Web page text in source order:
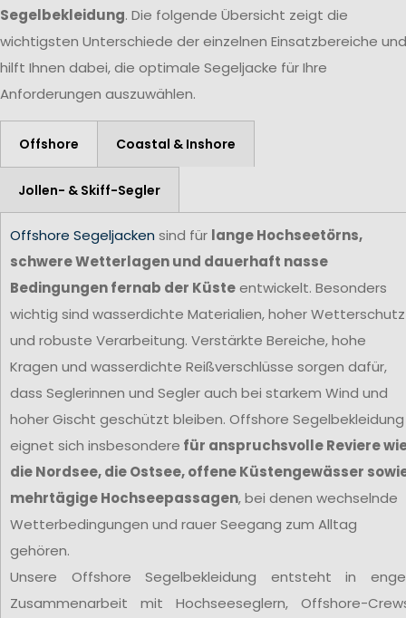
Segelbekleidung. Die folgende Übersicht zeigt die
wichtigsten Unterschiede der einzelnen Einsatzbereiche und
hilft Ihnen dabei, die optimale Segeljacke für Ihre
Anforderungen auszuwählen.
Offshore Coastal & Inshore
Jollen- & Skiff-Segler
Offshore Segeljacken sind für lange Hochseetörns,
schwere Wetterlagen und dauerhaft nasse
Bedingungen fernab der Küsteentwickelt. Besonders
wichtig sind wasserdichte Materialien, hoher Wetterschutz
und robuste Verarbeitung. Verstärkte Bereiche, hohe
Kragen und wasserdichte Reißverschlüsse sorgen dafür,
dass Seglerinnen und Segler auch bei starkem Wind und
hoher Gischt geschützt bleiben. Offshore Segelbekleidung
eignet sich insbesondere für anspruchsvolle Reviere
die Nordsee, die Ostsee, offene Küstengewässer
mehrtägige Hochseepassagen, bei denen wechselnde
Wetterbedingungen und rauer Seegang zum Alltag
gehören.
Unsere Offshore Segelbekleidung entsteht in
Zusammenarbeit mit Hochseeseglern, Offshore-